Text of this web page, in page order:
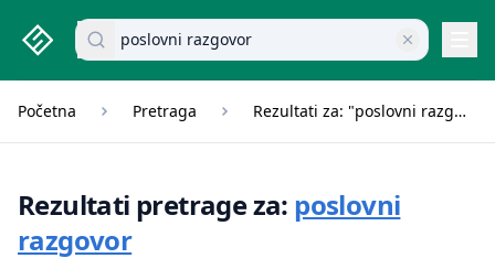
studenti.rs home page
Pretraži dokumente
Početna Pretraga Rezultati za: "poslovni razgovor"
Rezultati pretrage za: poslovni
razgovor